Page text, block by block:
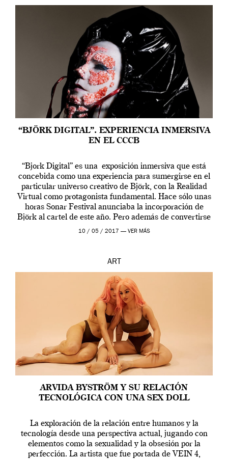
“BJÖRK DIGITAL”. EXPERIENCIA INMERSIVA
EN EL CCCB
“Bjork Digital” es una exposición inmersiva que está
concebida como una experiencia para sumergirse en el
particular universo creativo de Björk, con la Realidad
Virtual como protagonista fundamental. Hace sólo unas
horas Sonar Festival anunciaba la incorporación de
Björk al cartel de este año. Pero además de convertirse
en una de las actuaciones más relevantes […]
10 / 05 / 2017 — VER MÁS
ART
ARVIDA BYSTRÖM Y SU RELACIÓN
TECNOLÓGICA CON UNA SEX DOLL
La exploración de la relación entre humanos y la
tecnología desde una perspectiva actual, jugando con
elementos como la sexualidad y la obsesión por la
perfección. La artista que fue portada de VEIN 4,